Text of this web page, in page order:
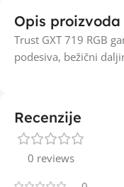
Opis proizvoda
Trust GXT 719 RGB
podesiva, bežični
Recenzije
0 reviews